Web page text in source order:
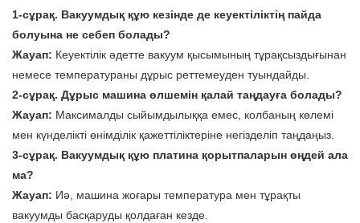
1-сұрақ. Вакуумдық құю кезінде де кеуектіліктің пайда
болуына не себеп болады?
Жауап: Кеуектілік әдетте вакуум қысымының тұрақсыздығынан
немесе температураны дұрыс реттемеуден туындайды.
2-сұрақ. Дұрыс машина өлшемін қалай таңдауға болады?
Жауап: Максималды сыйымдылыққа емес, колбаның көлемі
мен күнделікті өнімділік қажеттіліктеріне негізделіп таңдаңыз.
3-сұрақ. Вакуумдық құю платина қорытпаларын өңдей ала
ма?
Жауап: Иә, машина жоғары температура мен тұрақты
вакуумды басқаруды қолдаған кезде.